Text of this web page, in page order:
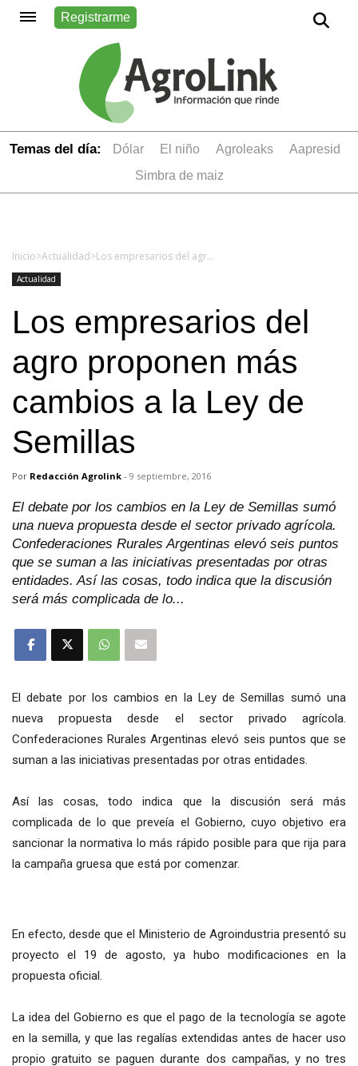
Registrarme
Temas del día: dólar el niño Agroleaks
aapresid
simbra de maiz
Inicio>Actualidad> Los empresarios del agro proponen más cambios a la Ley de Semillas
Actualidad
Los empresarios del
agro proponen más
cambios a la Ley de
Semillas
Por Redacción Agrolink - 9 septiembre, 2016
El debate por los cambios en la Ley de Semillas sumó
una nueva propuesta desde el sector privado agrícola.
Confederaciones Rurales Argentinas elevó seis puntos
que se suman a las iniciativas presentadas por otras
entidades. Así las cosas, todo indica que la discusión
será más complicada de lo...
El debate por los cambios en la Ley de Semillas sumó una
nueva propuesta desde el sector privado agrícola.
Confederaciones Rurales Argentinas elevó seis puntos que se
suman a las iniciativas presentadas por otras entidades.
Así las cosas, todo indica que la discusión será más
complicada de lo que preveía el Gobierno, cuyo objetivo era
sancionar la normativa lo más rápido posible para que rija para
la campaña gruesa que está por comenzar.
En efecto, desde que el Ministerio de Agroindustria presentó su
proyecto el 19 de agosto, ya hubo modificaciones en la
propuesta oficial.
La idea del Gobierno es que el pago de la tecnología se agote
en la semilla, y que las regalías extendidas antes de hacer uso
propio gratuito se paguen durante dos campañas, y no tres